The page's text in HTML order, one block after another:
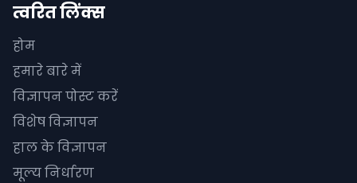
त्वरित लिंक्स
होम
हमारे बारे में
विज्ञापन पोस्ट करें
विशेष विज्ञापन
हाल के विज्ञापन
मूल्य निर्धारण